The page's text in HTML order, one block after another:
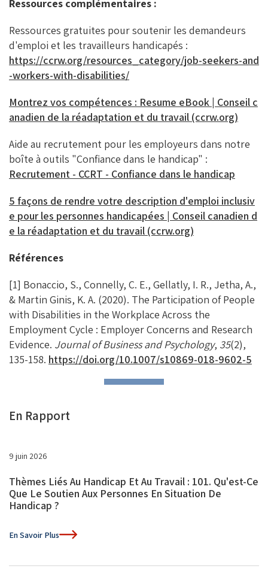
Ressources complémentaires :
Ressources gratuites pour soutenir les demandeurs
d'emploi et les travailleurs handicapés :
https://ccrw.org/resources_category/job-seekers-and
-workers-with-disabilities/
Montrez vos compétences : Resume eBook | Conseil c
anadien de la réadaptation et du travail (ccrw.org)
Aide au recrutement pour les employeurs dans notre
boîte à outils "Confiance dans le handicap" :
Recrutement - CCRT - Confiance dans le handicap
5 façons de rendre votre description d'emploi inclusiv
e pour les personnes handicapées | Conseil canadien d
e la réadaptation et du travail (ccrw.org)
Références
[1] Bonaccio, S., Connelly, C. E., Gellatly, I. R., Jetha, A.,
& Martin Ginis, K. A. (2020). The Participation of People
with Disabilities in the Workplace Across the
Employment Cycle : Employer Concerns and Research
Evidence. Journal of Business and Psychology, 35(2),
135-158. https://doi.org/10.1007/s10869-018-9602-5
En Rapport
9 juin 2026
Thèmes Liés Au Handicap Et Au Travail : 101. Qu'est-Ce
Que Le Soutien Aux Personnes En Situation De
Handicap ?
En Savoir Plus